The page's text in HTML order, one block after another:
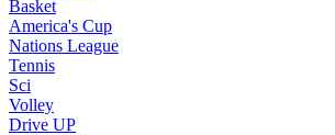
Basket
America's Cup
Nations League
Tennis
Sci
Volley
Drive UP